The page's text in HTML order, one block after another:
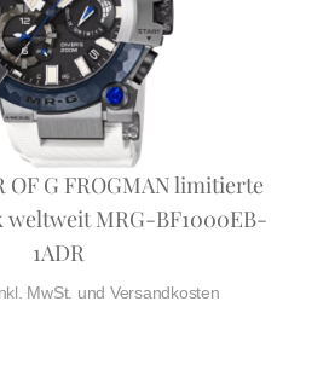
OF G FROGMAN limitierte
MRG-BF1000EB-
1ADR
MwSt. und Versandkosten